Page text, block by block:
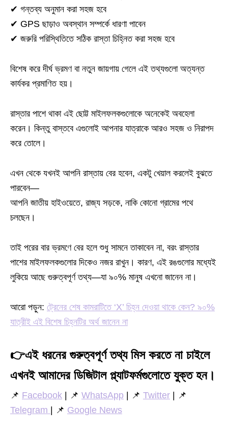
✔ গন্তব্য অনুমান করা সহজ হবে
✔ GPS ছাড়াও অবস্থান সম্পর্কে ধারণা পাবেন
✔ জরুরি পরিস্থিতিতে সঠিক রাস্তা চিহ্নিত করা সহজ হবে
বিশেষ করে দীর্ঘ ভ্রমণ বা নতুন জায়গায় গেলে এই তথ্যগুলো অত্যন্ত
কার্যকর প্রমাণিত হয়।
রাস্তার পাশে থাকা এই ছোট্ট মাইলফলকগুলোকে অনেকেই অবহেলা
করেন। কিন্তু বাস্তবে এগুলোই আপনার যাত্রাকে আরও সহজ ও নিরাপদ
করে তোলে।
এখন থেকে যখনই আপনি রাস্তায় বের হবেন, একটু খেয়াল করলেই বুঝতে
পারবেন—
আপনি জাতীয় হাইওয়েতে, রাজ্য সড়কে, নাকি কোনো গ্রামের পথে
চলছেন।
তাই পরের বার ভ্রমণে বের হলে শুধু সামনে তাকাবেন না, বরং রাস্তার
পাশের মাইলফলকগুলোর দিকেও নজর রাখুন। কারণ, এই রঙগুলোর মধ্যেই
লুকিয়ে আছে গুরুত্বপূর্ণ তথ্য—যা ৯০% মানুষ এখনো জানেন না।
আরো পড়ুন: ট্রেনের শেষ কামরাটিতে ‘X’ চিহ্ন দেওয়া থাকে কেন? ৯০%
যাত্রীই এই বিশেষ চিহ্নটির অর্থ জানেন না
👉এই ধরনের গুরুত্বপূর্ণ তথ্য মিস করতে না চাইলে
এখনই আমাদের ডিজিটাল প্ল্যাটফর্মগুলোতে যুক্ত হন।
📌 Facebook | 📌 WhatsApp | 📌 Twitter | 📌
Telegram
| 📌 Google News